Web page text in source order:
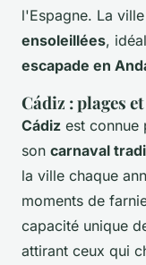
l'Espagne. La
ensoleillées,
escapade en
Cádiz : plages
Cádiz est connue
son carnaval
la ville chaque
moments de
capacité unique
attirant ceux qui